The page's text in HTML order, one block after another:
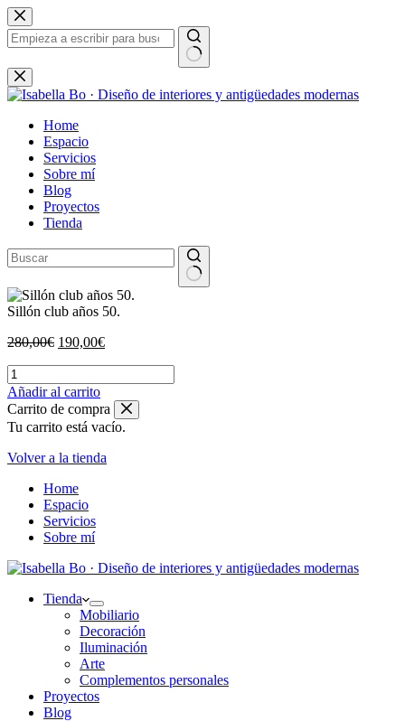
Saltar
al
contenido
Sin
resultados
Home
Espacio
Servicios
Sobre mí
Blog
Proyectos
Tienda
Sillón club años 50.
280,00€ El
era:
280,00€.
190,00€El
190,00€.
Sillón
club
años
50.
cantidad
Añadir al carrito
Carrito de compra
Tu carrito está vacío.
Volver a la tienda
Home
Espacio
Servicios
Sobre mí
Tienda
Mobiliario
Decoración
Iluminación
Arte
Complementos personales
Proyectos
Blog